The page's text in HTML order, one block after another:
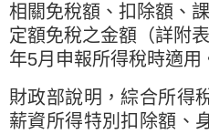
相關免稅額、扣除額、
定額免稅之金額（詳附
年5月申報所得稅時適用
財政部說明，綜合所得
薪資所得特別扣除額、